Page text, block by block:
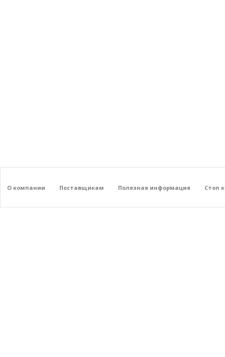
О компании Поставщикам Полезная информация Стоп